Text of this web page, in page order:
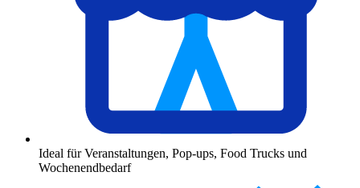
Ideal für Veranstaltungen, Pop‑ups, Food Trucks und
Wochenendbedarf